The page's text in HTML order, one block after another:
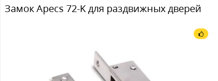
Замок Apecs 72-K для раздвижных дверей